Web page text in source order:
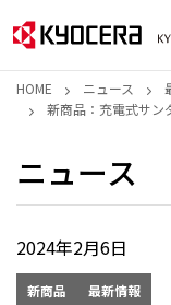
HOME ニュース
新商品：充電式サン
ニュース
2024年2月6日
新商品 最新情報